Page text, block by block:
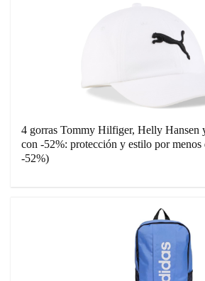
4 gorras Tommy Hilfiger, Helly Hansen
con -52%: protección y estilo por menos
-52%)